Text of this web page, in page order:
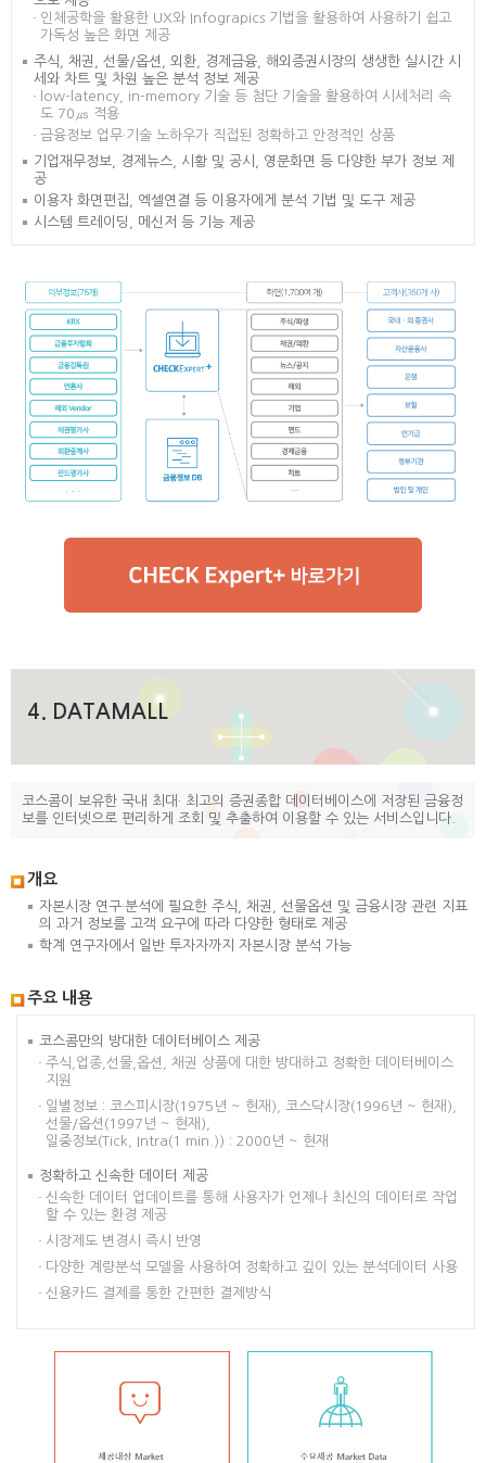
인체공학을 활용한 UX와 Infograpics 기법을 활용하여 사용하기 쉽고
가독성 높은 화면 제공
주식, 채권, 선물/옵션, 외환, 경제금융, 해외증권시장의 생생한 실시간 시
세와 차트 및 차원 높은 분석 정보 제공
low-latency, in-memory 기술 등 첨단 기술을 활용하여 시세처리 속
도 70㎲ 적용
금융정보 업무·기술 노하우가 직접된 정확하고 안정적인 상품
기업재무정보, 경제뉴스, 시황 및 공시, 영문화면 등 다양한 부가 정보 제
공
이용자 화면편집, 엑셀연결 등 이용자에게 분석 기법 및 도구 제공
시스템 트레이딩, 메신저 등 기능 제공
4. DATAMALL
코스콤이 보유한 국내 최대· 최고의 증권종합 데이터베이스에 저장된 금융정
보를 인터넷으로 편리하게 조회 및 추출하여 이용할 수 있는 서비스입니다.
개요
자본시장 연구·분석에 필요한 주식, 채권, 선물옵션 및 금융시장 관련 지표
의 과거 정보를 고객 요구에 따라 다양한 형태로 제공
학계 연구자에서 일반 투자자까지 자본시장 분석 가능
주요 내용
코스콤만의 방대한 데이터베이스 제공
주식,업종,선물,옵션, 채권 상품에 대한 방대하고 정확한 데이터베이스
지원
일별정보 : 코스피시장(1975년 ~ 현재), 코스닥시장(1996년 ~ 현재),
선물/옵션(1997년 ~ 현재),
일중정보(Tick, Intra(1 min.)) : 2000년 ~ 현재
정확하고 신속한 데이터 제공
신속한 데이터 업데이트를 통해 사용자가 언제나 최신의 데이터로 작업
할 수 있는 환경 제공
시장제도 변경시 즉시 반영
다양한 계량분석 모델을 사용하여 정확하고 깊이 있는 분석데이터 사용
신용카드 결제를 통한 간편한 결제방식